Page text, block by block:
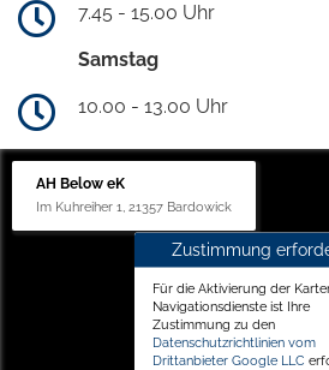
7.45 - 15.00 Uhr
Samstag
10.00 - 13.00 Uhr
AH Below eK
Im Kuhreiher 1, 21357 Bardowick
Zustimmung
Für die Aktivierung der
Navigationsdienste ist Ihre
Zustimmung zu den
Datenschutzrichtlinien vom
Drittanbieter Google LLC